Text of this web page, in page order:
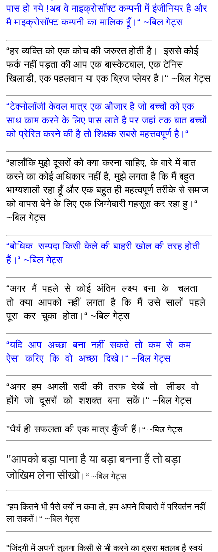
पास हो गये !अब वे माइक्रोसॉफ्ट कम्पनी में इंजीनियर है और
मै माइक्रोसॉफ्ट कम्पनी का मालिक हूँ।“ ~बिल गेट्स
“हर व्यक्ति को एक कोच की जरुरत होती है। इससे कोई
फर्क नहीं पड़ता की आप एक बास्केटबाल, एक टेनिस
खिलाडी, एक पहलवान या एक ब्रिज प्लेयर है।“ ~बिल गेट्स
“टेक्नोलॉजी केवल मात्र एक औजार है जो बच्चों को एक
साथ काम करने के लिए पास लाते है पर जहां तक बात बच्चों
को प्रेरित करने की है तो शिक्षक सबसे महत्तवपूर्ण है।“
“हालाँकि मुझे दूसरों को क्या करना चाहिए, के बारे में बात
करने का कोई अधिकार नहीं है, मुझे लगता है कि मैं बहुत
भाग्यशाली रहा हूँ और एक बहुत ही महत्वपूर्ण तरीके से समाज
को वापस देने के लिए एक जिम्मेदारी महसूस कर रहा हु।“
~बिल गेट्स
“बोधिक सम्पदा किसी केले की बाहरी खोल की तरह होती
हैं।“ ~बिल गेट्स
“अगर मैं पहले से कोई अंतिम लक्ष्य बना के चलता
तो क्या आपको नहीं लगता है कि मैं उसे सालों पहले
पूरा कर चुका होता।“ ~बिल गेट्स
“यदि आप अच्छा बना नहीं सकते तो कम से कम
ऐसा करिए कि वो अच्छा दिखे।“ ~बिल गेट्स
“अगर हम अगली सदी की तरफ देखें तो लीडर वो
होंगे जो दूसरों को शशक्त बना सकें।“ ~बिल गेट्स
"धैर्य ही सफलता की एक मात्र कुँजी हैं ।“ ~बिल गेट्स
"आपको बड़ा पाना है या बड़ा बनना हैं तो बड़ा
जोखिम लेना सीखो।“ ~बिल गेट्स
"हम कितने भी पैसे क्यों न कमा ले, हम अपने विचारो में परिवर्तन नहीं
ला सकतें।“ ~बिल गेट्स
"जिंदगी में अपनी तुलना किसी से भी करने का दूसरा मतलब है स्वयं